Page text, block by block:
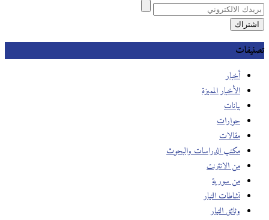
تصنيفات
أخبار
الأخبار المميزة
بيانات
حوارات
مقالات
مكتب الدراسات والبحوث
من الانترنت
من سورية
نشاطات التيار
وثائق التيار